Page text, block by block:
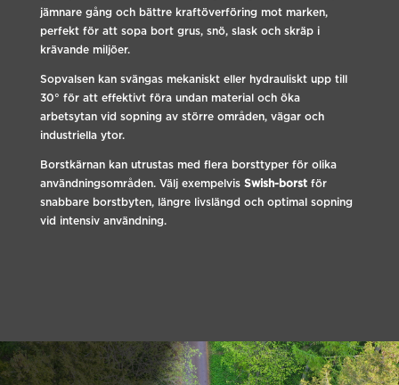
jämnare gång och bättre kraftöverföring mot marken,
perfekt för att sopa bort grus, snö, slask och skräp i
krävande miljöer.
Sopvalsen kan svängas mekaniskt eller hydrauliskt upp till
30° för att effektivt föra undan material och öka
arbetsytan vid sopning av större områden, vägar och
industriella ytor.
Borstkärnan kan utrustas med flera borsttyper för olika
användningsområden. Välj exempelvis Swish-borstför
snabbare borstbyten, längre livslängd och optimal sopning
vid intensiv användning.